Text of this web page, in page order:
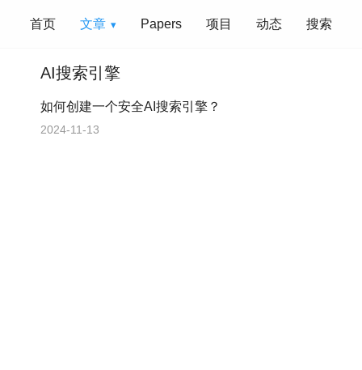
首页 文章 Papers 项目 动态 搜索
AI搜索引擎
如何创建一个安全AI搜索引擎？
2024-11-13